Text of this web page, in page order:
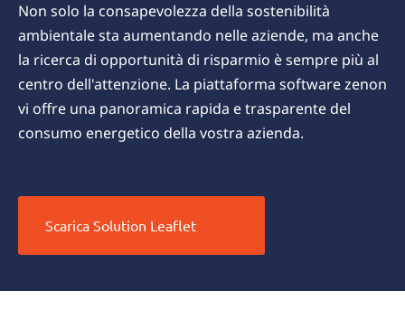
Non solo la consapevolezza della sostenibilità
ambientale sta aumentando nelle aziende, ma anche
la ricerca di opportunità di risparmio è sempre più al
centro dell'attenzione. La piattaforma software zenon
vi offre una panoramica rapida e trasparente del
consumo energetico della vostra azienda.
Scarica Solution Leaflet